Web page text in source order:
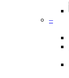
–